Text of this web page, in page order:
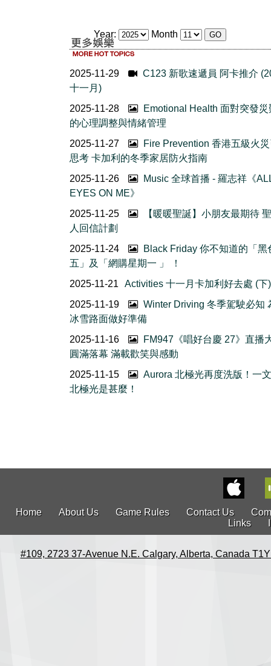
Year: Month
2025-11-29
C123 新歌速遞員 阿卡推介
十一月)
2025-11-28
Emotional Health 面對突發災
的心理調整與情緒管理
2025-11-27
Fire Prevention 香港五級火
思考 卡加利的冬季家居防火指南
2025-11-26
Music 全球首播 - 羅志祥《
EYES ON ME》
2025-11-25
【暖暖聖誕】小朋友最期待
人回信計劃
2025-11-24
Black Friday 你不知道的「黑
五」及「網購星期一 」 ！
2025-11-21
Activities 十一月卡加利好去處 (下)
2025-11-19
Winter Driving 冬季駕駛必知
冰雪路面做好準備
2025-11-16
FM947《唱好台慶 27》直播
圓滿落幕 滿載歡笑與感動
2025-11-15
Aurora 北極光再度洗版！一
北極光是甚麼！
Home About Us Game Rules Contact Us
Links
#109, 2723 37-Avenue N.E. Calgary, Alberta, Canada